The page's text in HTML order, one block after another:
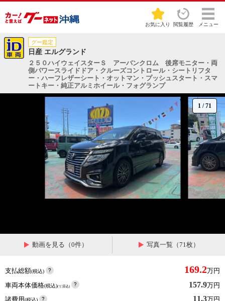
お気に入り 閲覧履歴 メニュー
グー鑑定
日産 エルグランド
２５０ハイウェイスターＳ アーバンクロム 後席モニター・両
側パワースライドドア・クルーズコントロール・シートリフタ
ー・ハーフレザーシート・オットマン・プッシュスタート・スマ
ートキー・純正アルミホイール・フォグランプ
1 /71
動画を見る（0件） 写真一覧（71枚）
支払総額(税込) 169.2万円
車両本体価格(税込)(リ済込) 157.9万円
諸費用(税込) 11.3万円